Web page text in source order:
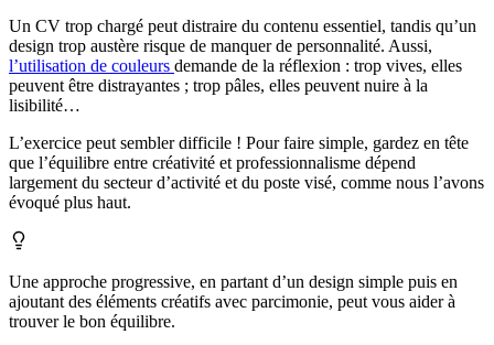
Un CV trop chargé peut distraire du contenu essentiel, tandis qu’un
design trop austère risque de manquer de personnalité. Aussi,
l’utilisation de couleurs demande de la réflexion : trop vives, elles
peuvent être distrayantes ; trop pâles, elles peuvent nuire à la
lisibilité…
L’exercice peut sembler difficile ! Pour faire simple, gardez en tête
que l’équilibre entre créativité et professionnalisme dépend
largement du secteur d’activité et du poste visé, comme nous l’avons
évoqué plus haut.
Une approche progressive, en partant d’un design simple puis en
ajoutant des éléments créatifs avec parcimonie, peut vous aider à
trouver le bon équilibre.